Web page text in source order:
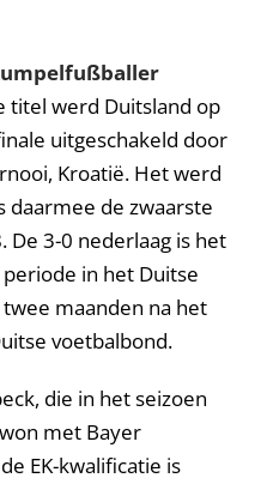
titel werd Duitsland op
uitgeschakeld door
Kroatië. Het werd
daarmee de zwaarste
De 3-0 nederlaag is het
in het Duitse
maanden na het
voetbalbond.
die in het seizoen
met Bayer
EK-kwalificatie is